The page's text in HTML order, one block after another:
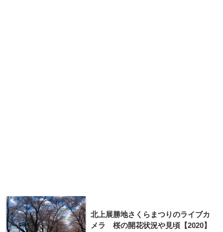
北上展勝地さくらまつりのライブカ
メラ 桜の開花状況や見頃【2020】